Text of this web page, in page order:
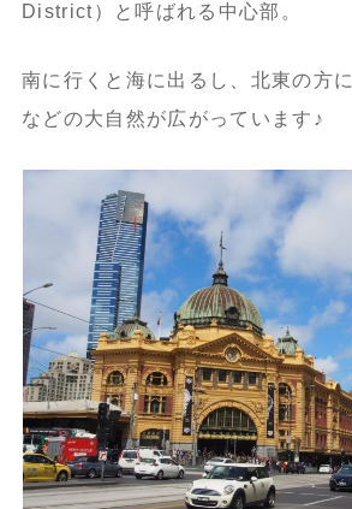
District）と呼ばれる中心部。
南に行くと海に出るし、北東の方
などの大自然が広がっています♪